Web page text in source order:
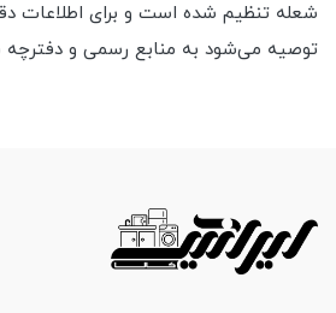
شعله تنظیم شده است و برای اطلاعات
توصیه می‌شود به منابع رسمی و دفترچه